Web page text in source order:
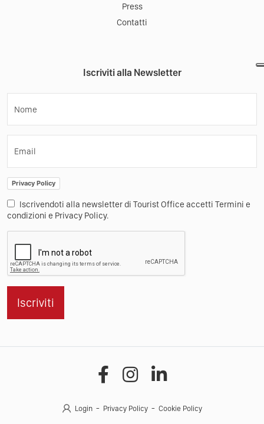
Press
Contatti
Iscriviti alla Newsletter
Nome
Email
Privacy Policy
Iscrivendoti alla newsletter di Tourist Office accetti Termini e
condizioni e Privacy Policy.
Iscriviti
Login Privacy Policy Cookie Policy